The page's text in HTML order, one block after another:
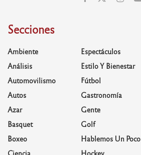
Secciones
Ambiente
Análisis
Automovilismo
Autos
Azar
Basquet
Boxeo
Ciencia
Espectáculos
Estilo Y Bienestar
Fútbol
Gastronomía
Gente
Golf
Hablemos Un Poco
Hockey